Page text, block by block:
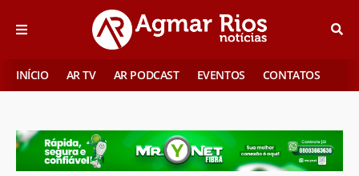
INÍCIO AR TV AR PODCAST EVENTOS CONTATOS